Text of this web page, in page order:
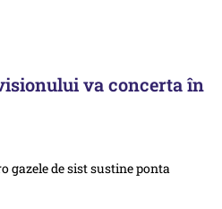
va concerta în